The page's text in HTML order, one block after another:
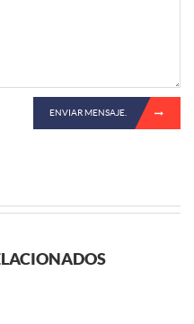
ENVIAR MENSAJE.